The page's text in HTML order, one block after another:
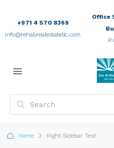
+971 4 570 8369
info@rehabrealestatellc.com
Office
Home Right Sidebar Test